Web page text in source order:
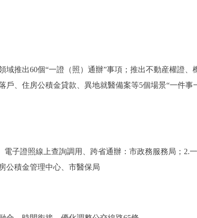
推出60個“一證（照）通辦”事項；推出不動産權證、
戶、住房公積金貸款、異地就醫備案等5個場景“一件事
子證照線上查詢調用、跨省通辦：市政務服務局；2.
公積金管理中心、市醫保局